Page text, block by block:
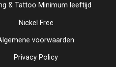
& Tattoo Minimum leeftijd
Nickel Free
voorwaarden
Privacy Policy